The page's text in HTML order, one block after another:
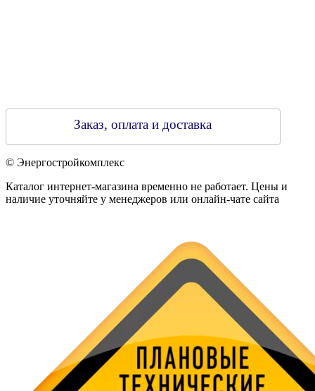
Заказ, оплата и доставка
© Энергостройкомплекс
Каталог интернет-магазина временно не работает. Цены и
наличие уточняйте у менеджеров или онлайн-чате сайта